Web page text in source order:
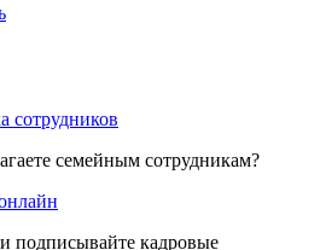
сотрудников
семейным сотрудникам?
подписывайте кадровые